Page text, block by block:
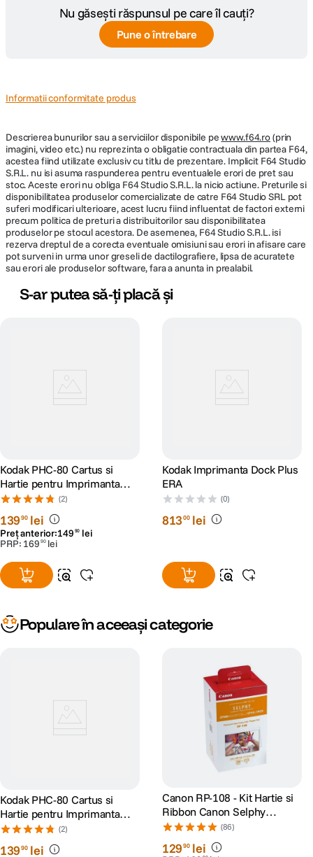
Nu găsești răspunsul pe care îl cauți?
Pune o întrebare
Informatii conformitate produs
Descrierea bunurilor sau a serviciilor disponibile pewww.f64.ro(prin
imagini, video etc.) nu reprezinta o obligatie contractuala din partea F64,
acestea fiind utilizate exclusiv cu titlu de prezentare. Implicit F64 Studio
S.R.L. nu isi asuma raspunderea pentru eventualele erori de pret sau
stoc. Aceste erori nu obliga F64 Studio S.R.L. la nicio actiune. Preturile si
disponibilitatea produselor comercializate de catre F64 Studio SRL pot
suferi modificari ulterioare, acest lucru fiind influentat de factori externi
precum politica de preturi a distribuitorilor sau disponibilitatea
produselor pe stocul acestora. De asemenea, F64 Studio S.R.L. isi
rezerva dreptul de a corecta eventuale omisiuni sau erori in afisare care
pot surveni in urma unor greseli de dactilografiere, lipsa de acuratete
sau erori ale produselor software, fara a anunta in prealabil.
S-ar putea să-ți placă și
Kodak PHC-80 Cartus si
Hartie pentru Imprimanta
Foto Kodak Dock 10x15 80
(2)
13990 lei
Preț anterior:149 90 lei
PRP: 169 90 lei
Kodak Imprimanta Dock Plus
ERA
(0)
81300 lei
Populare în aceeași categorie
Kodak PHC-80 Cartus si
Hartie pentru Imprimanta
Foto Kodak Dock 10x15 80
(2)
13990 lei
Canon RP-108 - Kit Hartie si
Ribbon Canon Selphy
CP910, CP1200, CP1300,
CP1500
(86)
12990 lei